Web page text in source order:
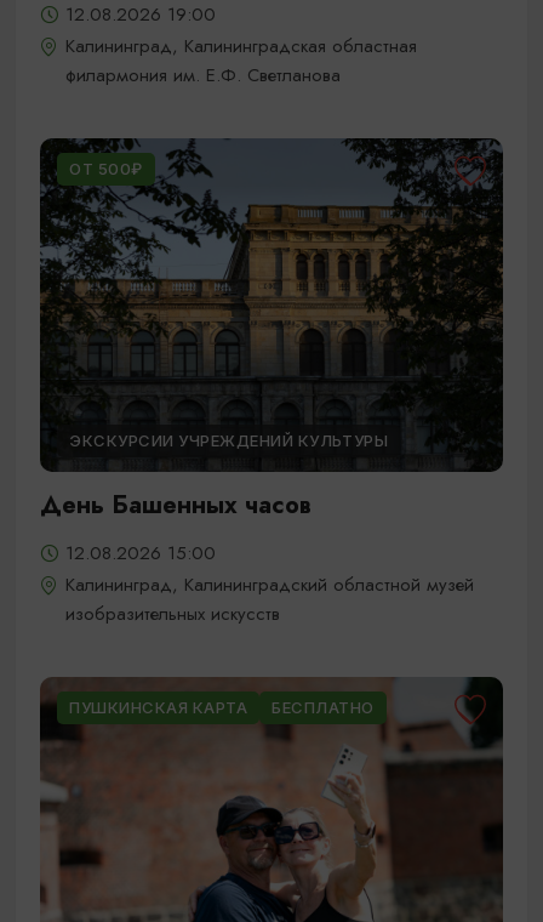
12.08.2026 19:00
Калининград, Калининградская областная
филармония им. Е.Ф. Светланова
ОТ 500₽
ЭКСКУРСИИ УЧРЕЖДЕНИЙ КУЛЬТУРЫ
День Башенных часов
12.08.2026 15:00
Калининград, Калининградский областной музей
изобразительных искусств
ПУШКИНСКАЯ КАРТА БЕСПЛАТНО